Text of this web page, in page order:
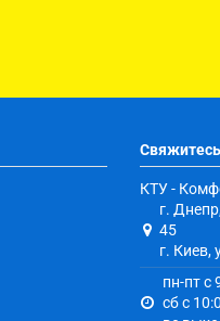
КТУ -
г.
45
г. Киев,
пн-пт с
сб с